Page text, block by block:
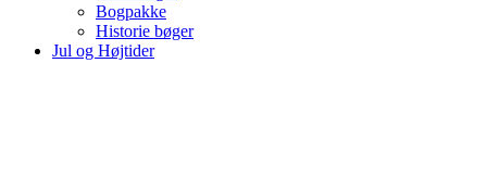
Bogpakke
Historie bøger
Jul og Højtider